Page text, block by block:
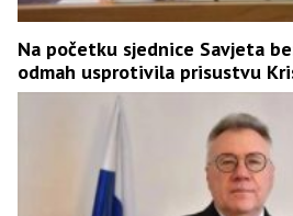
Na početku sjednice Savjeta
odmah usprotivila prisustvu